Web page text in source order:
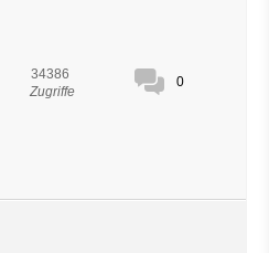
34386
Zugriffe
0